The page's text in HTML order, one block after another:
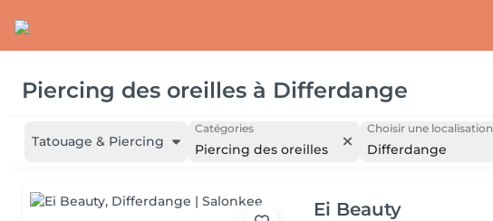
Piercing des oreilles à Differdange
Tatouage & Piercing
Catégories
Piercing des oreilles
Choisir une localisation
Differdange
Ei Beauty